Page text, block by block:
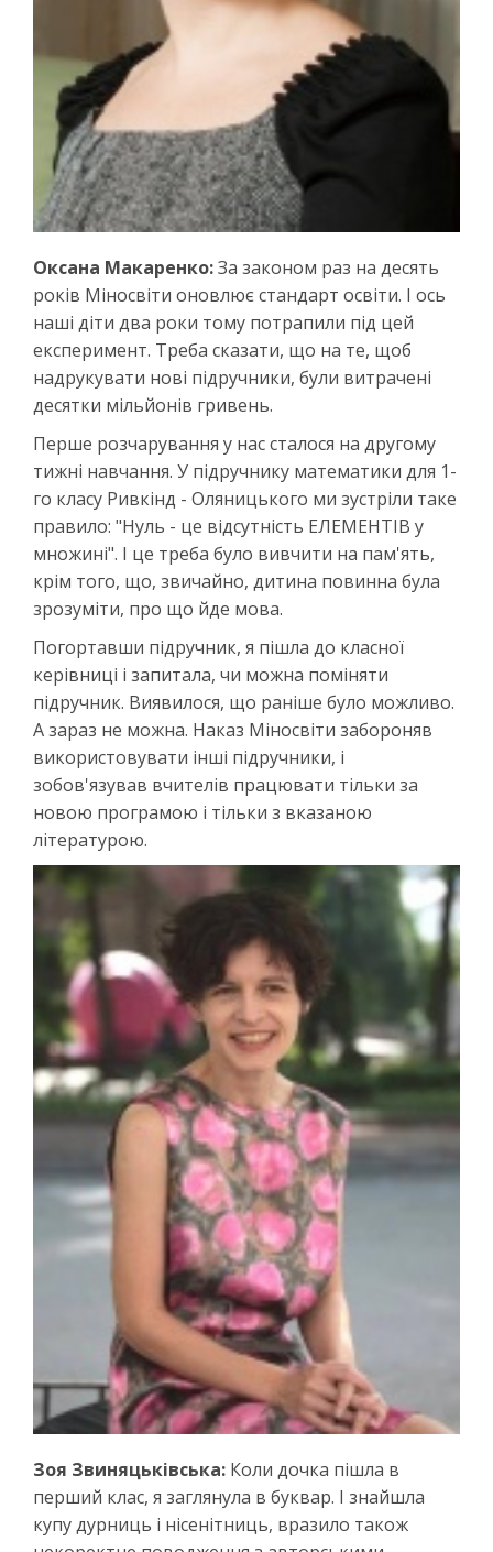
Оксана Макаренко:За законом раз на десять
років Міносвіти оновлює стандарт освіти. І ось
наші діти два роки тому потрапили під цей
експеримент. Треба сказати, що на те, щоб
надрукувати нові підручники, були витрачені
десятки мільйонів гривень.
Перше розчарування у нас сталося на другому
тижні навчання. У підручнику математики для 1-
го класу Ривкінд - Оляницького ми зустріли таке
правило: "Нуль - це відсутність ЕЛЕМЕНТІВ у
множині". І це треба було вивчити на пам'ять,
крім того, що, звичайно, дитина повинна була
зрозуміти, про що йде мова.
Погортавши підручник, я пішла до класної
керівниці і запитала, чи можна поміняти
підручник. Виявилося, що раніше було можливо.
А зараз не можна. Наказ Міносвіти забороняв
використовувати інші підручники, і
зобов'язував вчителів працювати тільки за
новою програмою і тільки з вказаною
літературою.
Зоя Звиняцьківська: Коли дочка пішла в
перший клас, я заглянула в буквар. І знайшла
купу дурниць і нісенітниць, вразило також